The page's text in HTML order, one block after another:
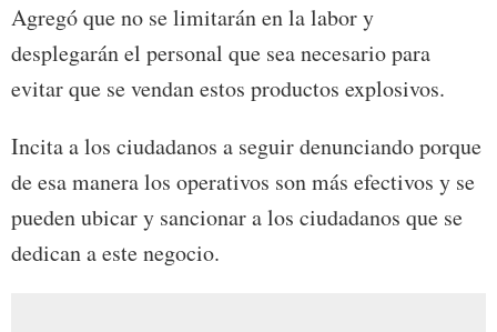
Agregó que no se limitarán en la labor y
desplegarán el personal que sea necesario para
evitar que se vendan estos productos explosivos.
Incita a los ciudadanos a seguir denunciando porque
de esa manera los operativos son más efectivos y se
pueden ubicar y sancionar a los ciudadanos que se
dedican a este negocio.